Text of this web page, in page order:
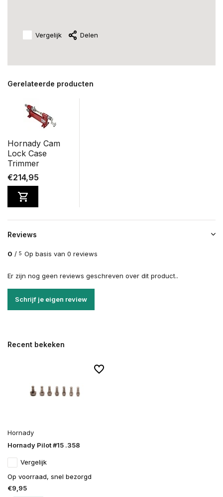
Vergelijk Delen
Gerelateerde producten
Hornady Cam
Lock Case
Trimmer
€214,95
Reviews
0 / 5 Op basis van 0 reviews
Er zijn nog geen reviews geschreven over dit product..
Schrijf je eigen review
Recent bekeken
Hornady
Hornady Pilot #15 .358
Vergelijk
Op voorraad, snel bezorgd
€9,95